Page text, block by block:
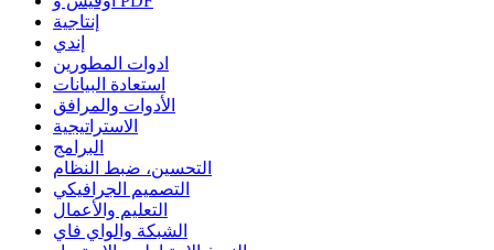
إنتاجية
إندي
ادوات المطورين
استعادة البيانات
الأدوات والمرافق
الاستراتيجية
البرامج
التحسين، ضبط النظام
التصميم الجرافيكي
التعليم والأعمال
الشبكة والواي فاي